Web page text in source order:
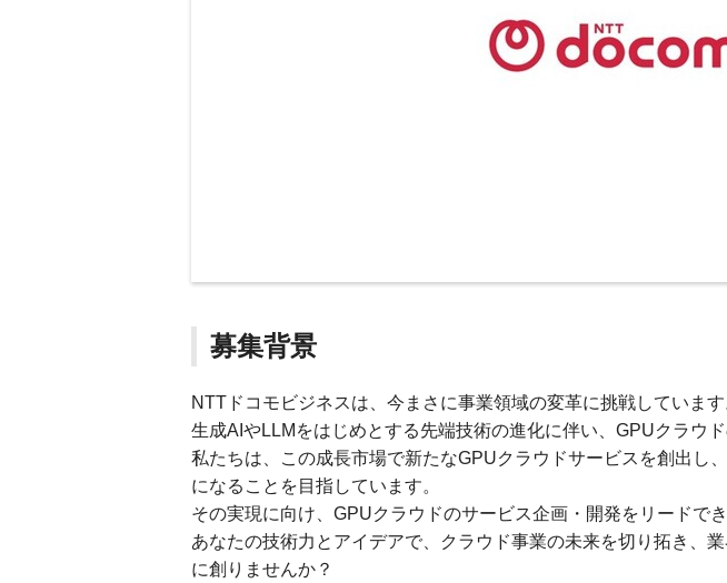
募集背景
NTTドコモビジネスは、今まさに事業領域の変革に挑戦しています
生成AIやLLMをはじめとする先端技術の進化に伴い、GPUクラウ
私たちは、この成長市場で新たなGPUクラウドサービスを創出し
になることを目指しています。
その実現に向け、GPUクラウドのサービス企画・開発をリードで
あなたの技術力とアイデアで、クラウド事業の未来を切り拓き、
に創りませんか？